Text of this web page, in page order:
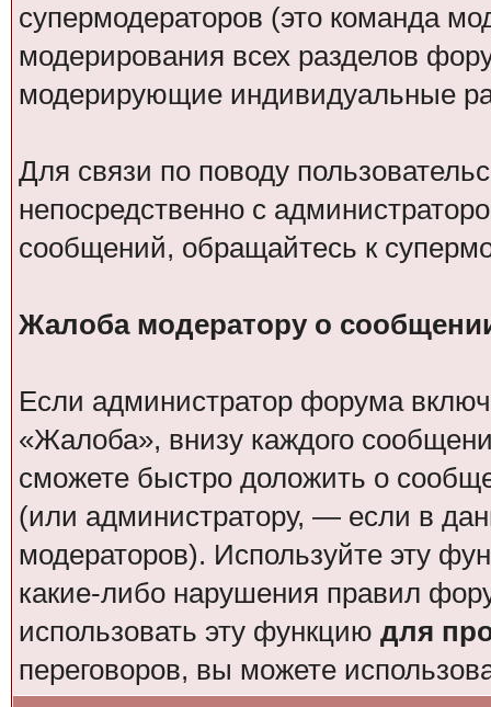
супермодераторов (это команда
модерирования всех разделов
модерирующие индивидуальные
Для связи по поводу
непосредственно с
сообщений, обращайтесь к
Жалоба модератору о
Если администратор форума
«Жалоба», внизу каждого
сможете быстро доложить о
(или администратору, — если в
модераторов). Используйте эту
какие-либо нарушения правил
использовать эту функцию для
переговоров, вы можете